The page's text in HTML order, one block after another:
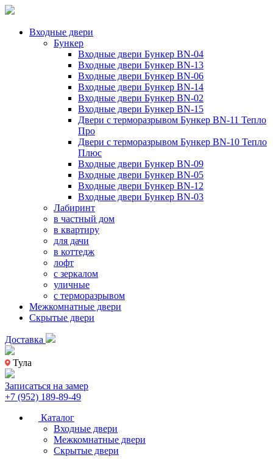
Входные двери
Бункер
Входные двери Бункер BN-04
Входные двери Бункер BN-13
Входные двери Бункер BN-06
Входные двери Бункер BN-14
Входные двери Бункер BN-02
Входные двери Бункер BN-15
Двери с терморазрывом Бункер BN-11 Тепло
Про
Двери с терморазрывом Бункер BN-10 Тепло
Плюс
Входные двери Бункер BN-09
Входные двери Бункер BN-05
Входные двери Бункер BN-12
Входные двери Бункер BN-03
Лабиринт
в частный дом
в квартиру
для дачи
в коттедж
лофт
с зеркалом
уличные
с терморазрывом
Межкомнатные двери
Скрытые двери
Доставка
Тула
Записаться на замер
+7 (952) 189-89-49
Каталог
Входные двери
Межкомнатные двери
Скрытые двери